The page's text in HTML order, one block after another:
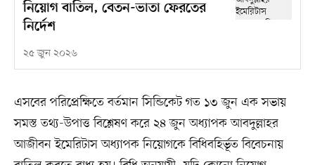
নিয়োগ বাতিল, বেতন-ভাতা ফেরতের
নির্দেশ
২৫ জুন ২০২৬
এসবের পরিপ্রেক্ষিতে বর্তমান সিন্ডিকেট গত ১৩ জুন এক সভায়
সমস্ত তথ্য-উপাত্ত বিশ্লেষণ করে ২৪ জুন অধ্যাপক আবদুল্লাহর
আজীবন ইমেরিটাস অধ্যাপক নিয়োগকে বিধিবহির্ভূত বিবেচনায়